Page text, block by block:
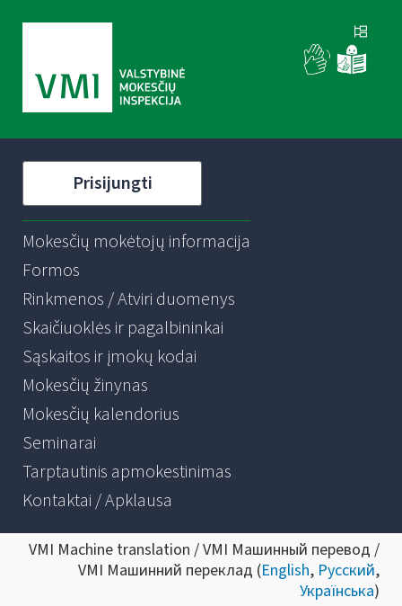
Prisijungti
Mokesčių mokėtojų informacija
Formos
Rinkmenos / Atviri duomenys
Skaičiuoklės ir pagalbininkai
Sąskaitos ir įmokų kodai
Mokesčių žinynas
Mokesčių kalendorius
Seminarai
Tarptautinis apmokestinimas
Kontaktai / Apklausa
VMI Machine translation / VMI Машинный перевод /
VMI Машинний переклад (English, Русский,
Українська)